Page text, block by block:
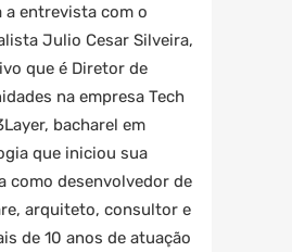
a entrevista com o
Julio Cesar Silveira,
que é Diretor de
na empresa Tech
bacharel em
que iniciou sua
como desenvolvedor de
arquiteto, consultor e
de 10 anos de atuação